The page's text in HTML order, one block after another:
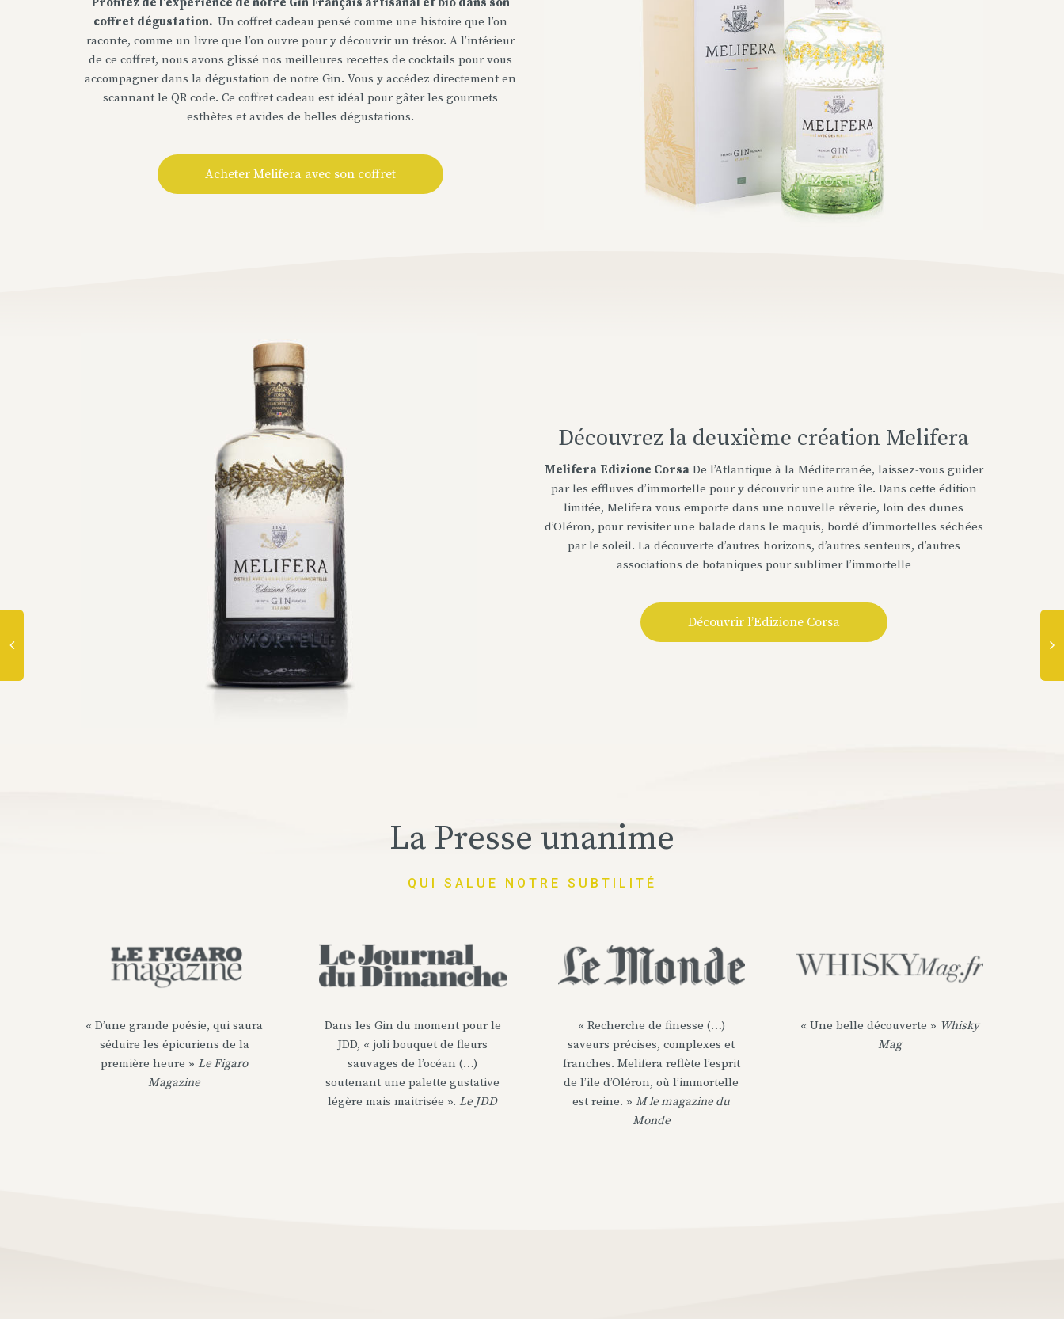
coffret dégustation. Un coffret cadeau pensé comme une histoire que l’on
raconte, comme un livre que l’on ouvre pour y découvrir un trésor. A l’intérieur
de ce coffret, nous avons glissé nos meilleures recettes de cocktails pour vous
accompagner dans la dégustation de notre Gin. Vous y accédez directement en
scannant le QR code. Ce coffret cadeau est idéal pour gâter les gourmets
esthètes et avides de belles dégustations.
Acheter Melifera avec son coffret
Découvrez la deuxième création Melifera
Melifera Edizione CorsaDe l’Atlantique à la Méditerranée, laissez-vous guider
par les effluves d’immortelle pour y découvrir une autre île. Dans cette édition
limitée, Melifera vous emporte dans une nouvelle rêverie, loin des dunes
d’Oléron, pour revisiter une balade dans le maquis, bordé d’immortelles séchées
par le soleil. La découverte d’autres horizons, d’autres senteurs, d’autres
associations de botaniques pour sublimer l’immortelle
Découvrir l’Edizione Corsa
La Presse unanime
QUI SALUE NOTRE SUBTILITÉ
« D’une grande poésie, qui saura
séduire les épicuriens de la
première heure »Le Figaro
Magazine
Dans les Gin du moment pour le
JDD, « joli bouquet de fleurs
sauvages de l’océan (…)
soutenant une palette gustative
légère mais maitrisée ».Le JDD
« Recherche de finesse (…)
saveurs précises, complexes et
franches. Melifera reflète l’esprit
de l’ile d’Oléron, où l’immortelle
est reine. »M le magazine du
Monde
« Une belle découverte » Whisky
Mag